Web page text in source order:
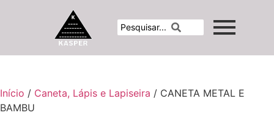
Início / Caneta, Lápis e Lapiseira / CANETA METAL E
BAMBU